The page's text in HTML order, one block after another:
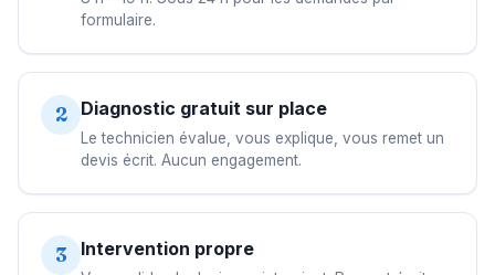
formulaire.
2 Diagnostic gratuit sur place
Le technicien évalue, vous explique, vous remet un
devis écrit. Aucun engagement.
3 Intervention propre